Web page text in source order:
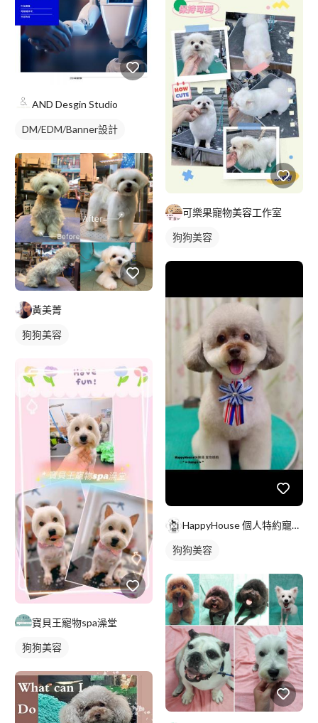
AND Desgin Studio
DM/EDM/Banner設計
黃美菁
狗狗美容
寶貝王寵物spa澡堂
狗狗美容
可樂果寵物美容工作室
狗狗美容
HappyHouse 個人特約寵物精剪
狗狗美容